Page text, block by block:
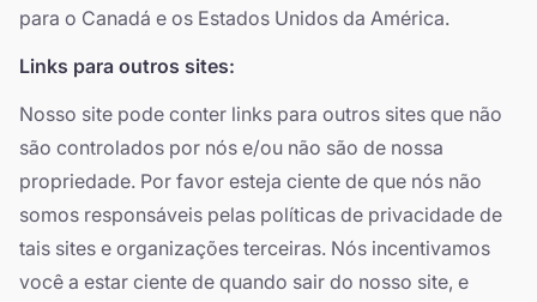
para o Canadá e os Estados Unidos da América.
Links para outros sites:
Nosso site pode conter links para outros sites que não
são controlados por nós e/ou não são de nossa
propriedade. Por favor esteja ciente de que nós não
somos responsáveis pelas políticas de privacidade de
tais sites e organizações terceiras. Nós incentivamos
você a estar ciente de quando sair do nosso site, e